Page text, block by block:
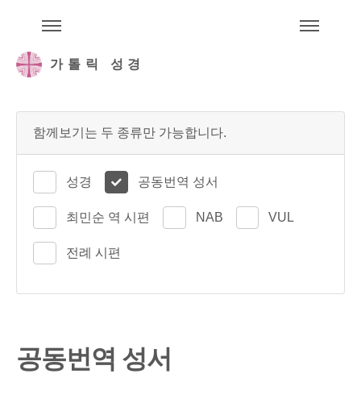
가톨릭 성경
함께보기는 두 종류만 가능합니다.
성경 공동번역 성서
최민순 역 시편 NAB VUL
전례 시편
공동번역 성서